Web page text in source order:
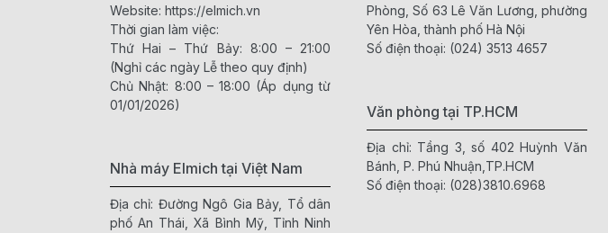
Website: https://elmich.vn
Thời gian làm việc:
Thứ Hai – Thứ Bảy: 8:00 – 21:00
(Nghỉ các ngày Lễ theo quy định)
Chủ Nhật: 8:00 – 18:00 (Áp dụng từ
01/01/2026)
Nhà máy Elmich tại Việt Nam
Địa chỉ: Đường Ngô Gia Bảy, Tổ dân
phố An Thái, Xã Bình Mỹ, Tỉnh Ninh
Phòng, Số 63 Lê Văn Lương, phường
Yên Hòa, thành phố Hà Nội
Số điện thoại: (024) 3513 4657
Văn phòng tại TP.HCM
Địa chỉ: Tầng 3, số 402 Huỳnh Văn
Bánh, P. Phú Nhuận,TP.HCM
Số điện thoại: (028)3810.6968